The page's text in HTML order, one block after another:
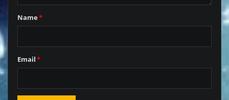
Name*
Email*